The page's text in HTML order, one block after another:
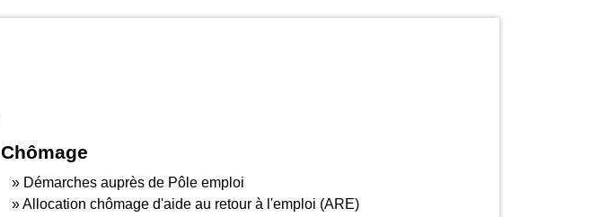
Chômage
Démarches auprès de Pôle emploi
Allocation chômage d'aide au retour à l'emploi (ARE)